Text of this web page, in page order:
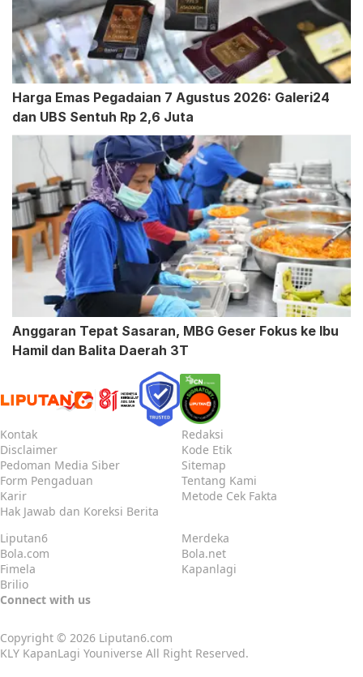
Harga Emas Pegadaian 7 Agustus 2026: Galeri24
dan UBS Sentuh Rp 2,6 Juta
Anggaran Tepat Sasaran, MBG Geser Fokus ke Ibu
Hamil dan Balita Daerah 3T
Kontak
Redaksi
Disclaimer
Kode Etik
Pedoman Media Siber
Sitemap
Form Pengaduan
Tentang Kami
Karir
Metode Cek Fakta
Hak Jawab dan Koreksi Berita
Liputan6
Merdeka
Bola.com
Bola.net
Fimela
Kapanlagi
Brilio
Connect with us
Copyright © 2026 Liputan6.com
KLY KapanLagi Youniverse All Right Reserved.